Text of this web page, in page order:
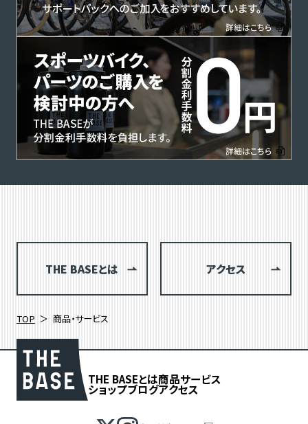
THE BASEとは アクセス
TOP 商品・サービス
THE BASEとは商品サービス
ショップブログアクセス